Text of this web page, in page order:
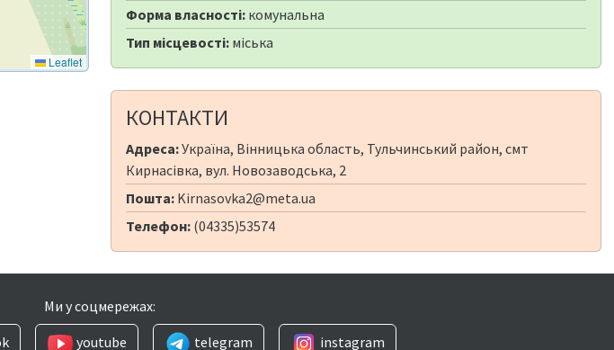
Leaflet
Форма власності: комунальна
Тип місцевості: міська
КОНТАКТИ
Адреса:Україна, Вінницька область, Тульчинський район, смт
Кирнасівка, вул. Новозаводська, 2
Пошта: Kirnasovka2@meta.ua
Телефон: (04335)53574
Ми у соцмережах:
youtube telegram instagram